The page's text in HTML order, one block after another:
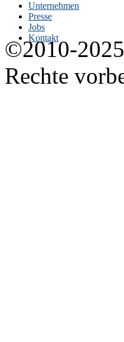
Unternehmen
Presse
Jobs
Kontakt
©2010-
Rechte